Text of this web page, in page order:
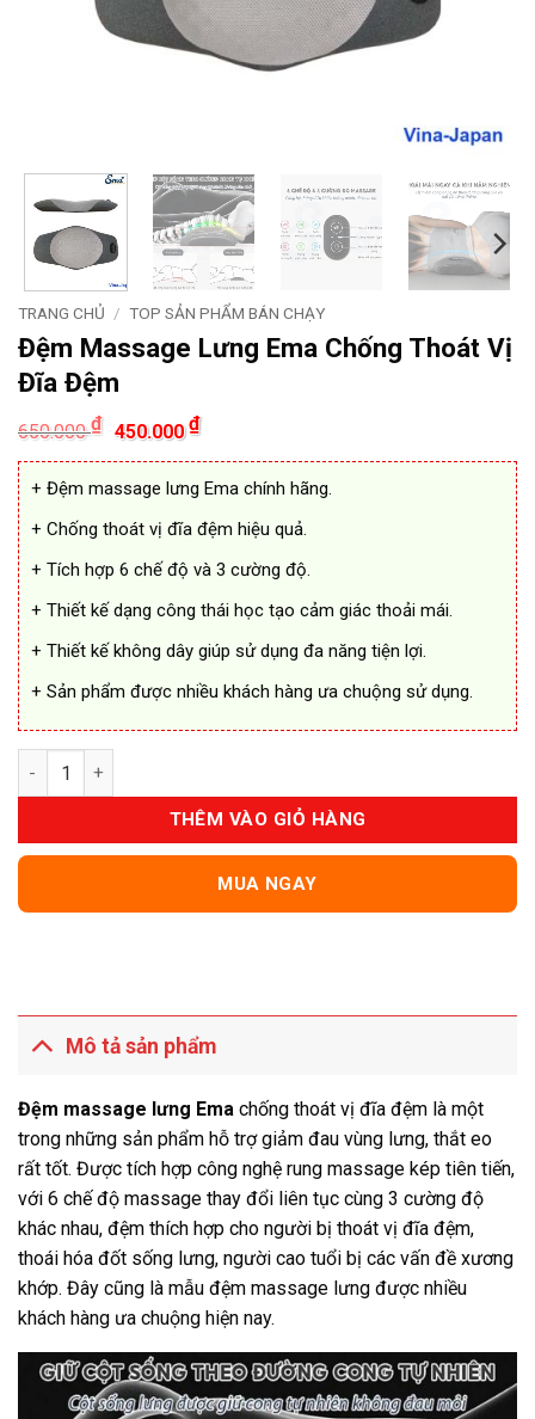
TRANG CHỦ / TOP SẢN PHẨM BÁN CHẠY
Đệm Massage Lưng Ema Chống Thoát Vị
Đĩa Đệm
650.000₫
Giá
gốc
là:
650.000 ₫.
450.000₫Giá
hiện
tại
là:
450.000 ₫.
+ Đệm massage lưng Ema chính hãng.
+ Chống thoát vị đĩa đệm hiệu quả.
+ Tích hợp 6 chế độ và 3 cường độ.
+ Thiết kế dạng công thái học tạo cảm giác thoải mái.
+ Thiết kế không dây giúp sử dụng đa năng tiện lợi.
+ Sản phẩm được nhiều khách hàng ưa chuộng sử dụng.
Đệm Massage Lưng Ema Chống Thoát Vị Đĩa Đệm số lượng
THÊM VÀO GIỎ HÀNG
MUA NGAY
Mô tả sản phẩm
Đệm massage lưng Ema chống thoát vị đĩa đệm là một
trong những sản phẩm hỗ trợ giảm đau vùng lưng, thắt eo
rất tốt. Được tích hợp công nghệ rung massage kép tiên tiến,
với 6 chế độ massage thay đổi liên tục cùng 3 cường độ
khác nhau, đệm thích hợp cho người bị thoát vị đĩa đệm,
thoái hóa đốt sống lưng, người cao tuổi bị các vấn đề xương
khớp. Đây cũng là mẫu đệm massage lưng được nhiều
khách hàng ưa chuộng hiện nay.